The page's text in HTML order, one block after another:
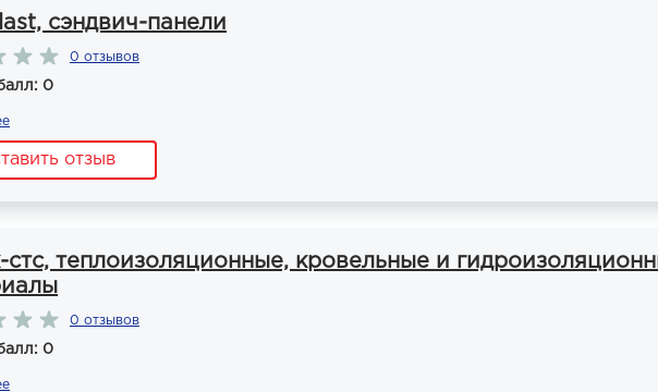
сэндвич-панели
0 отзывов
0
отзыв
стс, теплоизоляционные, кровельные и
0 отзывов
0